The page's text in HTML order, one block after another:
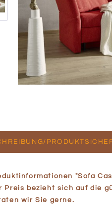
"Sofa
Preis bezieht sich auf die
wir Sie gerne.